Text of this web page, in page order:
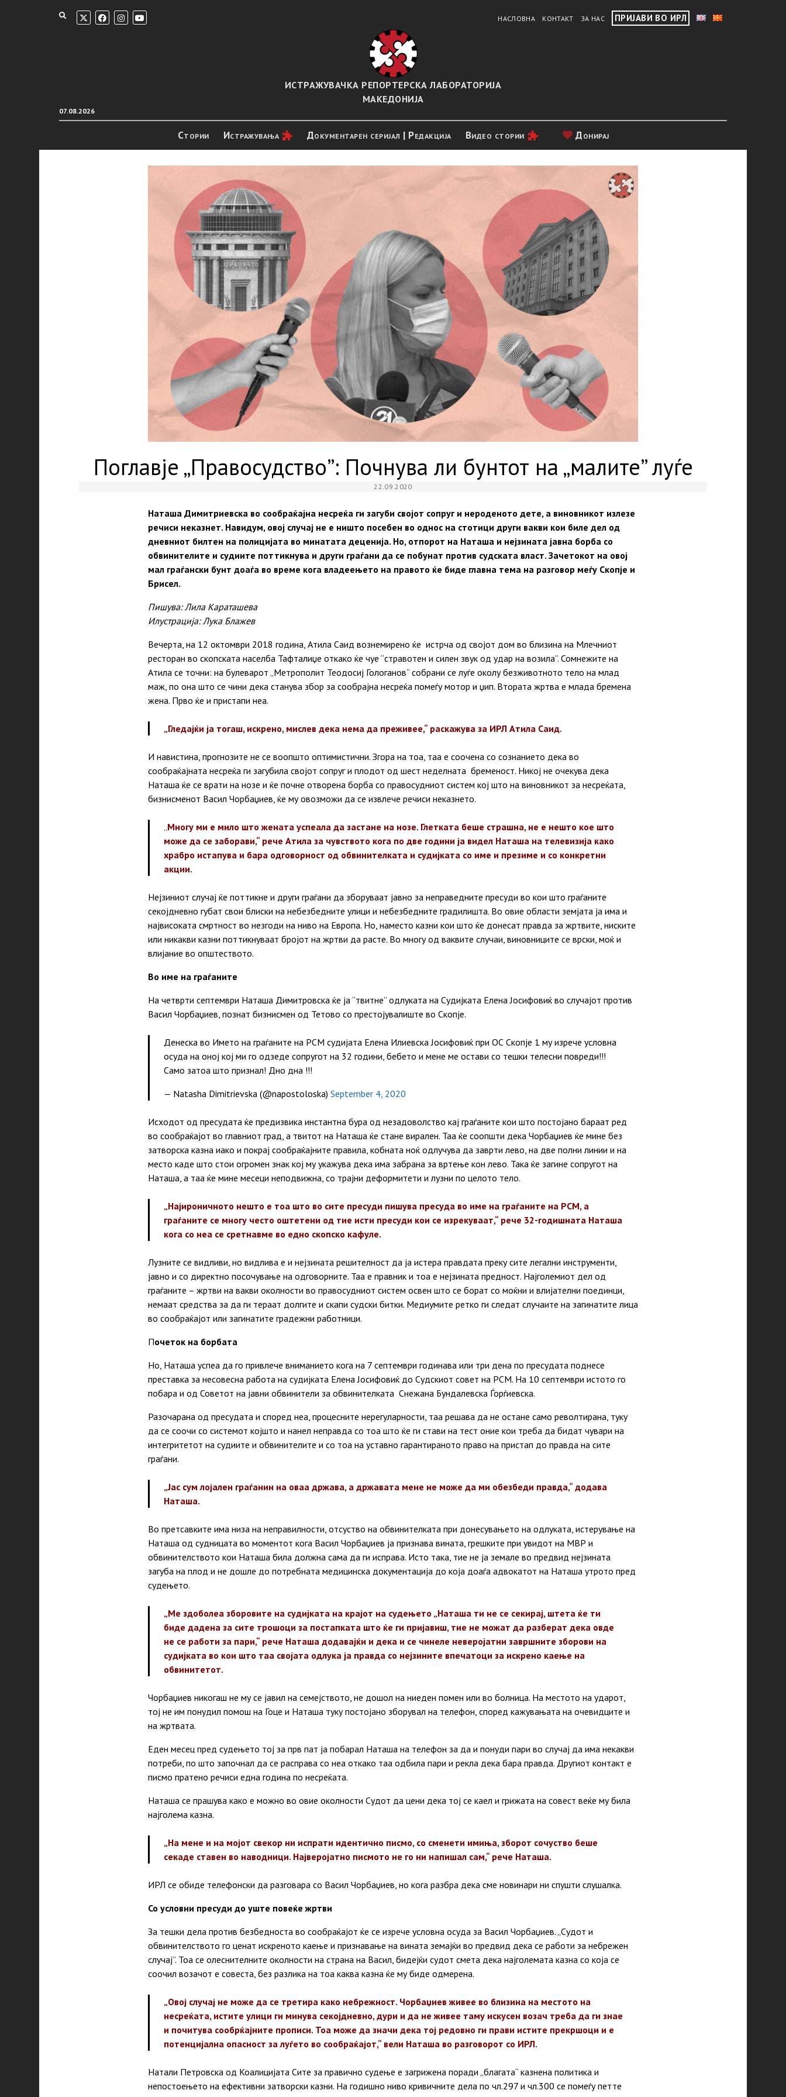
НАСЛОВНА КОНТАКТ ЗА НАС ПРИЈАВИ ВО ИРЛ
07.08.2026
ИСТРАЖУВАЧКА РЕПОРТЕРСКА ЛАБОРАТОРИЈА
МАКЕДОНИЈА
Стории Истражувањa Документарен серијал | Редакција Видео стории Донирај
Поглавје „Правосудство”: Почнува ли бунтот на „малите” луѓе
22.09.2020
Наташа Димитриевска во сообраќајна несреќа ги загуби својот сопруг и нероденото дете, а виновникот излезе
речиси неказнет. Навидум, овој случај не е ништо посебен во однос на стотици други вакви кои биле дел од
дневниот билтен на полицијата во минатата деценија. Но, отпорот на Наташа и нејзината јавна борба со
обвинителите и судиите поттикнува и други граѓани да се побунат против судската власт. Зачетокот на овој
мал граѓански бунт доаѓа во време кога владеењето на правото ќе биде главна тема на разговор меѓу Скопје и
Брисел.
Пишува: Лила Караташева
Илустрација: Лука Блажев
Вечерта, на 12 октомври 2018 година, Атила Саид вознемирено ќе истрча од својот дом во близина на Млечниот
ресторан во скопската населба Тафталиџе откако ќе чуе “стравотен и силен звук од удар на возила”. Сомнежите на
Атила се точни: на булеварот „Метрополит Теодосиј Гологанов“ собрани се луѓе околу безживотното тело на млад
маж, по она што се чини дека станува збор за сообрајна несреќа помеѓу мотор и џип. Втората жртва е млада бремена
жена. Прво ќе и пристапи неа.
„Гледајќи ја тогаш, искрено, мислев дека нема да преживее,“ раскажува за ИРЛ Атила Саид.
И навистина, прогнозите не се воопшто оптимистични. Згора на тоа, таа е соочена со сознанието дека во
сообраќајната несреќа ги загубила својот сопруг и плодот од шест неделната бременост. Никој не очекува дека
Наташа ќе се врати на нозе и ќе почне отворена борба со правосудниот систем кој што на виновникот за несреќата,
бизнисменот Васил Чорбаџиев, ќе му овозможи да се извлече речиси неказнето.
Многу ми е мило што жената успеала да застане на нозе. Глетката беше страшна, не е нешто кое што
може да се заборави,“ рече Атила за чувството кога по две години ја видел Наташа на телевизија како
храбро истапува и бара одговорност од обвинителката и судијката со име и презиме и со конкретни
акции.
Нејзиниот случај ќе поттикне и други граѓани да зборуваат јавно за неправедните пресуди во кои што граѓаните
секојдневно губат свои блиски на небезбедните улици и небезбедните градилишта. Во овие области земјата ја има и
највисоката смртност во незгоди на ниво на Европа. Но, наместо казни кои што ќе донесат правда за жртвите, ниските
или никакви казни поттикнуваат бројoт на жртви да расте. Во многу од ваквите случаи, виновниците се врски, моќ и
влијание во општеството.
Во име на граѓаните
На четврти септември Наташа Димитровска ќе ја “твитне” одлуката на Судијката Елена Јосифовиќ во случајот против
Васил Чорбаџиев, познат бизнисмен од Тетово со престојувалиште во Скопје.
Денеска во Името на граѓаните на РСМ судијата Елена Илиевска Јосифовиќ при ОС Скопје 1 му изрече условна
осуда на оној кој ми го одзеде сопругот на 32 години, бебето и мене ме остави со тешки телесни повреди!!!
Само затоа што признал! Дно дна !!!
— Natasha Dimitrievska (@napostoloska) September 4, 2020
Исходот од пресудата ќе предизвика инстантна бура од незадоволство кај граѓаните кои што постојано бараат ред
во сообраќајот во главниот град, а твитот на Наташа ќе стане вирален. Таа ќе соопшти дека Чорбаџиев ќе мине без
затворска казна иако и покрај сообраќајните правила, кобната ноќ одлучува да заврти лево, на две полни линии и на
место каде што стои огромен знак кој му укажува дека има забрана за вртење кон лево. Така ќе загине сопругот на
Наташа, а таа ќе мине месеци неподвижна, со трајни деформитети и лузни по целото тело.
„Најироничното нешто е тоа што во сите пресуди пишува пресуда во име на граѓаните на РСМ, а
граѓаните се многу често оштетени од тие исти пресуди кои се изрекуваат,“ рече 32-годишната Наташа
кога со неа се сретнавме во едно скопско кафуле.
Лузните се видливи, но видлива е и нејзината решителност да ја истера правдата преку сите легални инструменти,
јавно и со директно посочување на одговорните. Таа е правник и тоа е нејзината предност. Најголемиот дел од
граѓаните – жртви на вакви околности во правосудниот систем освен што се борат со моќни и влијателни поединци,
немаат средства за да ги тераат долгите и скапи судски битки. Медиумите ретко ги следат случаите на загинатите лица
во сообраќајот или загинатите градежни работници.
Почеток на борбата
Но, Наташа успеа да го привлече вниманието кога на 7 септември годинава или три дена по пресудата поднесе
преставка за несовесна работа на судијката Елена Јосифовиќ до Судскиот совет на РСМ. На 10 септември истото го
побара и од Советот на јавни обвинители за обвинителката Снежана Бундалевска Ѓорѓиевска.
Разочарана од пресудата и според неа, процесните нерегуларности, таа решава да не остане само револтирана, туку
да се соочи со системот којшто и нанел неправда со тоа што ќе ги стави на тест оние кои треба да бидат чувари на
интегритетот на судиите и обвинителите и со тоа на уставно гарантираното право на пристап до правда на сите
граѓани.
„Јас сум лојален граѓанин на оваа држава, а државата мене не може да ми обезбеди правда,“ додава
Наташа.
Во претсавките има низа на неправилности, отсуство на обвинителката при донесувањето на одлуката, истерување на
Наташа од судницата во моментот кога Васил Чорбаџиев ја признава вината, грешките при увидот на МВР и
обвинителството кои Наташа била должна сама да ги исправа. Исто така, тие не ја земале во предвид нејзината
загуба на плод и не дошле до потребната медицинска документација до која доаѓа адвокатот на Наташа утрото пред
судењето.
„Ме здоболеа зборовите на судијката на крајот на судењето „Наташа ти не се секирај, штета ќе ти
биде дадена за сите трошоци за постапката што ќе ги пријавиш, тие не можат да разберат дека овде
не се работи за пари,“ рече Наташа додавајќи и дека и се чинеле неверојатни завршните зборови на
судијката во кои што таа својата одлука ја правда со нејзините впечатоци за искрено каење на
обвинитетот.
Чорбаџиев никогаш не му се јавил на семејството, не дошол на ниеден помен или во болница. На местото на ударот,
тој не им понудил помош на Гоце и Наташа туку постојано зборувал на телефон, според кажувањата на очевидците и
на жртвата.
Еден месец пред судењето тој за прв пат ја побарал Наташа на телефон за да и понуди пари во случај да има некакви
потреби, по што започнал да се расправа со неа откако таа одбила пари и рекла дека бара правда. Другиот контакт е
писмо пратено речиси една година по несреќата.
Наташа се прашува како е можно во овие околности Судот да цени дека тој се каел и грижата на совест веќе му била
најголема казна.
„На мене и на мојот свекор ни испрати идентично писмо, со сменети имиња, зборот сочуство беше
секаде ставен во наводници. Најверојатно писмото не го ни напишал сам,“ рече Наташа.
ИРЛ се обиде телефонски да разговара со Васил Чорбаџиев, но кога разбра дека сме новинари ни спушти слушалка.
Со условни пресуди до уште повеќе жртви
За тешки дела против безбедноста во сообраќајот ќе се изрече условна осуда за Васил Чорбаџиев. „Судот и
обвинителството го ценат искреното каење и признавање на вината земајќи во предвид дека се работи за небрежен
случај”. Тоа се олеснителните околности на страна на Васил, бидејќи судот смета дека најголемата казна со која се
соочил возачот е совеста, без разлика на тоа каква казна ќе му биде одмерена.
„Овој случај не може да се третира како небрежност. Чорбаџиев живее во близина на местото на
несреќата, истите улици ги минува секојдневно, дури и да не живее таму искусен возач треба да ги знае
и почитува сообрќајните прописи. Тоа може да значи дека тој редовно ги прави истите прекршоци и е
потенцијална опасност за луѓето во сообраќајот,“ вели Наташа во разговорот со ИРЛ.
Натали Петровска од Коалицијата Сите за правично судење е загрижена поради „благата“ казнена политика и
непостоењето на ефективни затворски казни. На годишно ниво кривичните дела по чл.297 и чл.300 се помеѓу петте